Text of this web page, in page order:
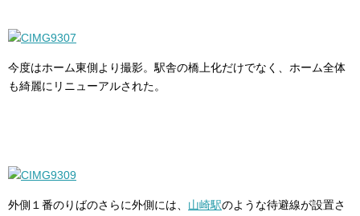
今度はホーム東側より撮影。駅舎の橋上化だけでなく、ホーム全体
も綺麗にリニューアルされた。
外側１番のりばのさらに外側には、 山崎駅のような待避線が設置さ